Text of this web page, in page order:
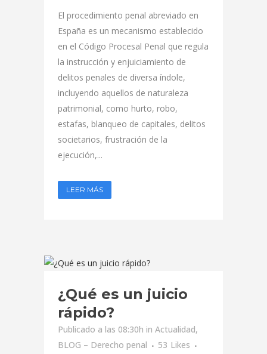
El procedimiento penal abreviado en
España es un mecanismo establecido
en el Código Procesal Penal que regula
la instrucción y enjuiciamiento de
delitos penales de diversa índole,
incluyendo aquellos de naturaleza
patrimonial, como hurto, robo,
estafas, blanqueo de capitales, delitos
societarios, frustración de la
ejecución,...
LEER MÁS
¿Qué es un juicio
rápido?
Publicado a las 08:30h in Actualidad,
BLOG – Derecho penal
53 Likes